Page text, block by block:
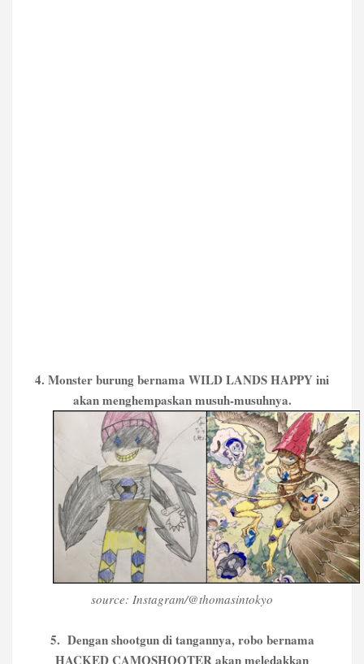
4. Monster burung bernama WILD LANDS HAPPY ini
akan menghempaskan musuh-musuhnya.
source: Instagram/@thomasintokyo
5. Dengan shootgun di tangannya, robo bernama
HACKED CAMOSHOOTER akan meledakkan